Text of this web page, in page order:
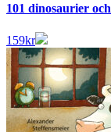
101 dinosaurier
159kr